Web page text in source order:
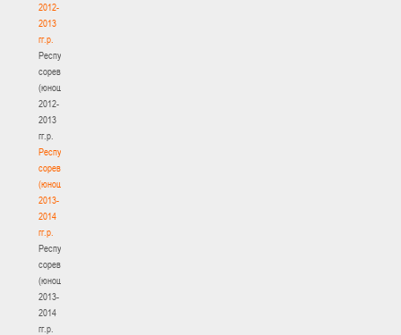
2012-
2013
гг.р.
Республиканские
соревнования
(юноши)
2012-
2013
гг.р.
Республиканские
соревнования
(юноши)
2013-
2014
гг.р.
Республиканские
соревнования
(юноши)
2013-
2014
гг.р.